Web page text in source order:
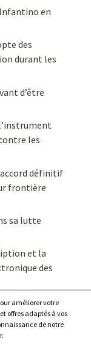
en
des
durant les
d’être
les
définitif
frontière
sa lutte
et la
des
améliorer votre
offres adaptés à vos
de notre